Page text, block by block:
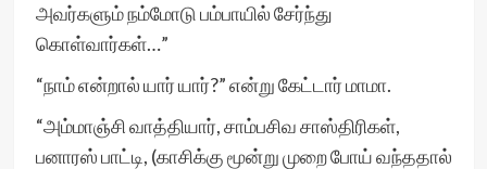
அவர்களும் நம்மோடு பம்பாயில் சேர்ந்து
கொள்வார்கள்…”
“நாம் என்றால் யார் யார்?” என்று கேட்டார் மாமா.
“அம்மாஞ்சி வாத்தியார், சாம்பசிவ சாஸ்திரிகள்,
பனாரஸ் பாட்டி, (காசிக்கு மூன்று முறை போய் வந்ததால்